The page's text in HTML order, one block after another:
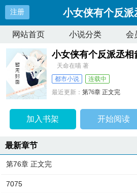
注册 小女侠有个反派
网站首页 小说分类 会
小女侠有个反派丞相
天命在喵 著
都市小说
连载中
最近更新：第76章 正文完
加入书架 开始阅读
最新章节
第76章 正文完
7075